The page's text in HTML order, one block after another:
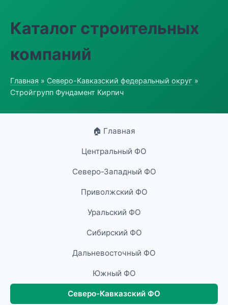
Каталог строительных
компаний
Главная » Северо-Кавказский федеральный округ »
Стройгрупп Фундамент Кирпич
🏠 Главная
Центральный ФО
Северо-Западный ФО
Приволжский ФО
Уральский ФО
Сибирский ФО
Дальневосточный ФО
Южный ФО
Северо-Кавказский ФО